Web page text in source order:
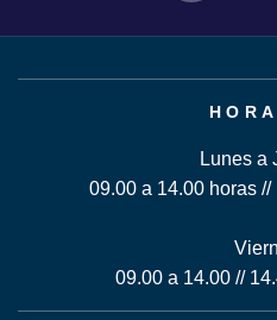
Lunes a
09.00 a 14.00 horas
09.00 a 14.00 //